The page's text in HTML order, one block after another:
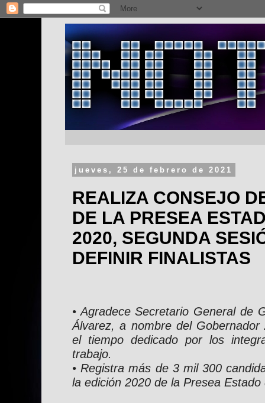
jueves, 25 de febrero de 2021
REALIZA CONSEJO
DE LA PRESEA
2020, SEGUNDA
DEFINIR FINALISTAS
• Agradece Secretario General de
Álvarez, a nombre del
el tiempo dedicado por los
trabajo.
• Registra más de 3 mil 300
la edición 2020 de la Presea Estado